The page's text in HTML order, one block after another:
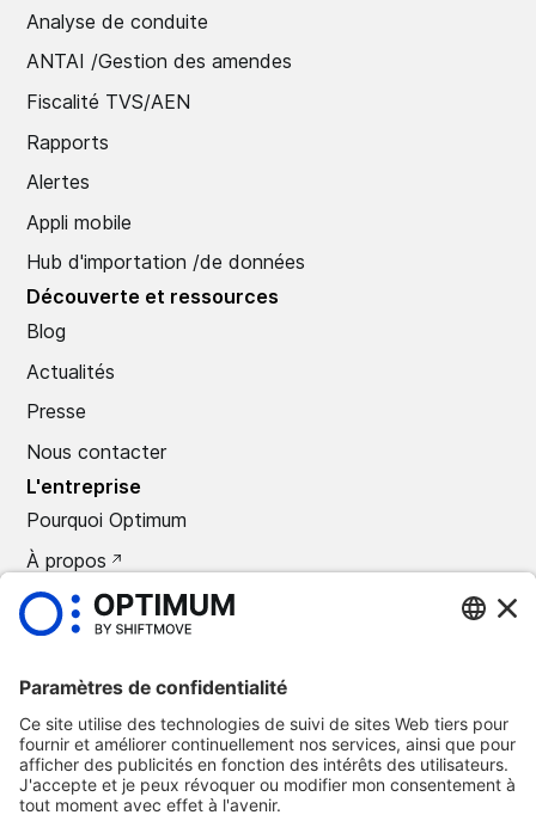
Analyse de conduite
ANTAI /Gestion des amendes
Fiscalité TVS/AEN
Rapports
Alertes
Appli mobile
Hub d'importation /de données
Découverte et ressources
Blog
Actualités
Presse
Nous contacter
L'entreprise
Pourquoi Optimum
À propos
CARRIÈRES
Presse
©2026Optimum Automotive
Politique de confidentialité
Termes et conditions